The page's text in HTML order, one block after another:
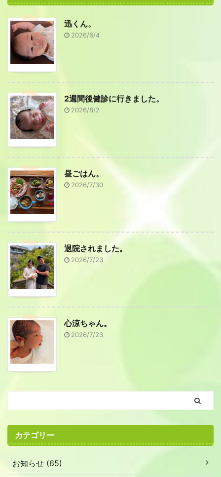
迅くん。
2026/8/4
2週間後健診に行きました。
2026/8/2
昼ごはん。
2026/7/30
退院されました。
2026/7/23
心涼ちゃん。
2026/7/23
カテゴリー
お知らせ (65)